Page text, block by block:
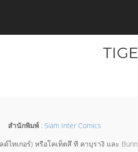
สำนักพิมพ์ : Siam Inter Comics
ลด์ไทเกอร์) หรือโคเท็ตสึ ที คาบุรางิ และ